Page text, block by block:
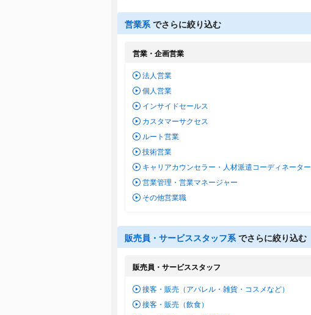
営業系 でさらに絞り込む
営業・企画営業
法人営業
個人営業
インサイドセールス
カスタマーサクセス
ルート営業
技術営業
キャリアカウンセラー・人材派遣コーディネーター
営業管理・営業マネージャー
その他営業職
販売員・サービススタッフ系 でさらに絞り込む
販売員・サービススタッフ
接客・販売（アパレル・雑貨・コスメなど）
接客・販売（飲食）